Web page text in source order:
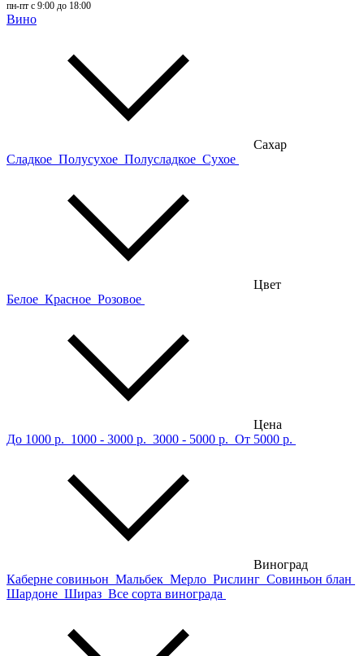
пн-пт с 9:00 до 18:00
Вино
Сахар
Сладкое Полусухое Полусладкое Сухое
Цвет
Белое Красное Розовое
Цена
До 1000 р. 1000 - 3000 р. 3000 - 5000 р. От 5000 р.
Виноград
Каберне совиньон Мальбек Мерло Рислинг Совиньон блан
Шардоне Шираз Все сорта винограда